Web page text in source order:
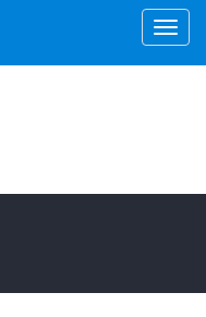
Toggle